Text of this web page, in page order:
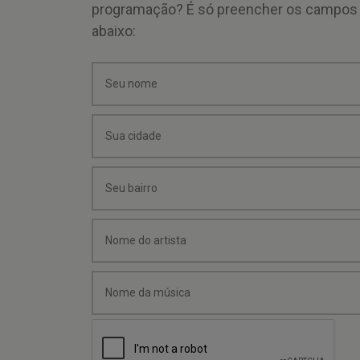
programação? É só preencher os campos
abaixo: